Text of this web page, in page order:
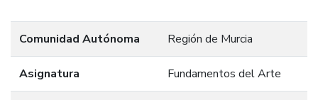
Comunidad Autónoma Región de Murcia
Asignatura Fundamentos del Arte